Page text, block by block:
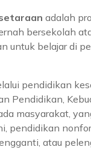
adalah
bersekolah
untuk belajar di
pendidikan
Pendidikan,
masyarakat,
pendidikan
atau